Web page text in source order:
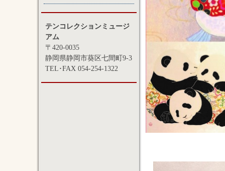
テンコレクションミュージ
アム
〒420-0035
静岡県静岡市葵区七間町9-3
TEL･FAX 054-254-1322